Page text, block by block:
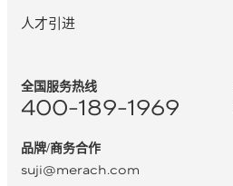
人才引进
全国服务热线
400-189-1969
品牌/商务合作
suji@merach.com